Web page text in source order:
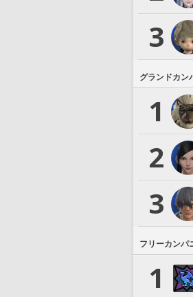
3
グランドカン
1
2
3
フリーカンパ
1